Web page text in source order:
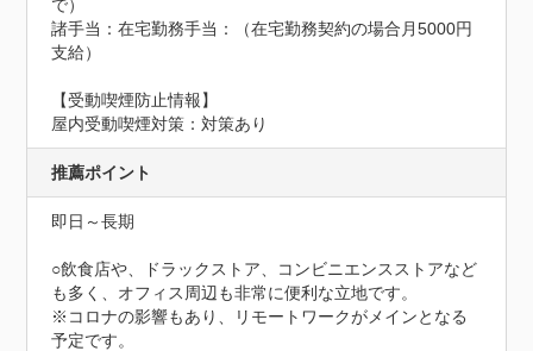
で）
諸手当：在宅勤務手当：（在宅勤務契約の場合月5000円
支給）
【受動喫煙防止情報】
屋内受動喫煙対策：対策あり
推薦ポイント
即日～長期
○飲食店や、ドラックストア、コンビニエンスストアなど
も多く、オフィス周辺も非常に便利な立地です。
※コロナの影響もあり、リモートワークがメインとなる
予定です。